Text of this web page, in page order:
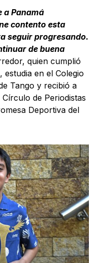
a Panamá
contento esta
seguir progresando.
de buena
quien cumplió
estudia en el Colegio
Tango y recibió a
de Periodistas
Deportiva del